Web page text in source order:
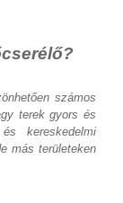
számos
terek gyors és
kereskedelmi
más területeken